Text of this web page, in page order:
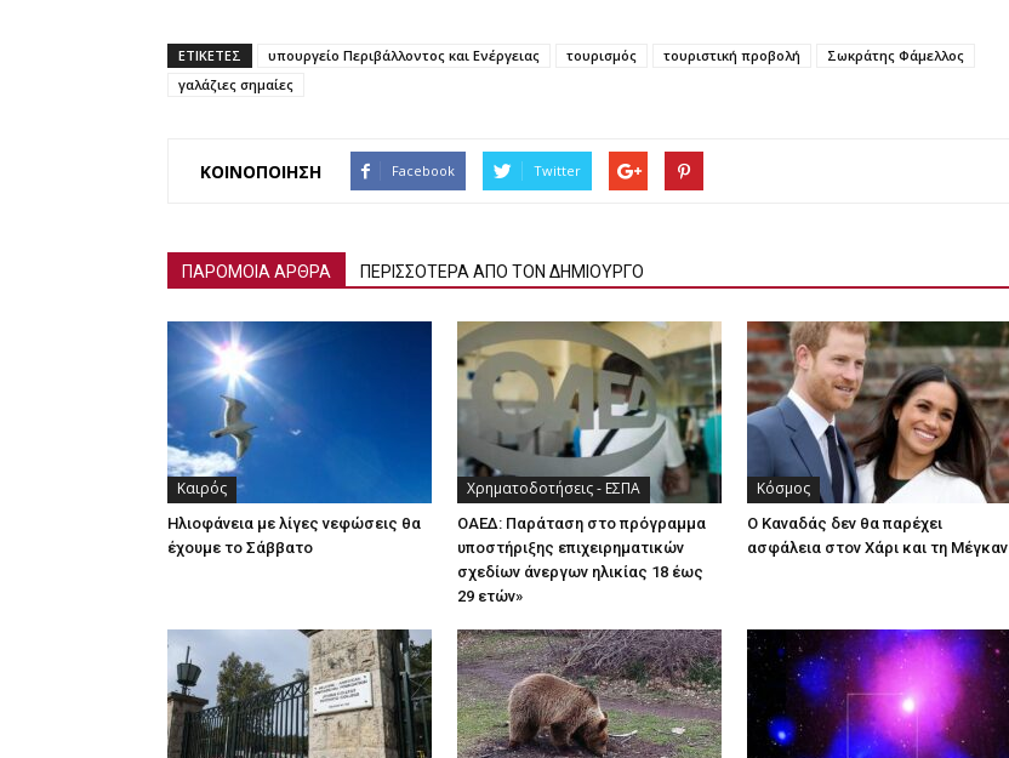
ΕΤΙΚΕΤΕΣ υπουργείο Περιβάλλοντος και Ενέργειας τουρισμός τουριστική προβολή
Σωκράτης Φάμελλος
γαλάζιες σημαίες
ΚΟΙΝΟΠΟΙΗΣΗ Facebook Twitter
ΠΑΡΟΜΟΙΑ ΑΡΘΡΑ ΠΕΡΙΣΣΟΤΕΡΑ ΑΠΟ ΤΟΝ ΔΗΜΙΟΥΡΓΟ
Καιρός
Ηλιοφάνεια με λίγες νεφώσεις θα
έχουμε το Σάββατο
Χρηματοδοτήσεις - ΕΣΠΑ
ΟΑΕΔ: Παράταση στο πρόγραμμα
υποστήριξης επιχειρηματικών
σχεδίων άνεργων ηλικίας 18 έως
29 ετών»
Κόσμος
Ο Καναδάς δεν θα παρέχει
ασφάλεια στον Χάρι και τη Μέγκαν